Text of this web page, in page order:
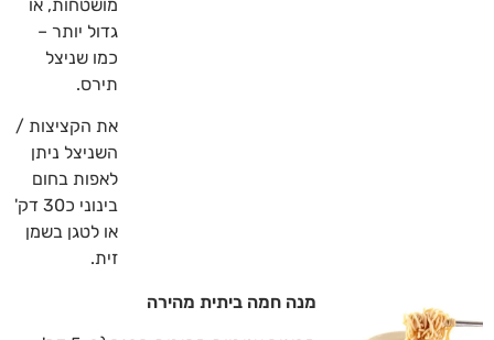
מושטחות, או
גדול יותר –
כמו שניצל
תירס.
את הקציצות /
השניצל ניתן
לאפות בחום
בינוני כ30 דק'
או לטגן בשמן
זית.
מנה חמה ביתית מהירה